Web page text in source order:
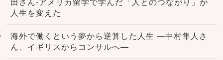
田さん-アメリカ留学で学んだ「人とのつながり」が
人生を変えた
海外で働くという夢から逆算した人生 ―中村隼人さ
ん、イギリスからコンサルへ―